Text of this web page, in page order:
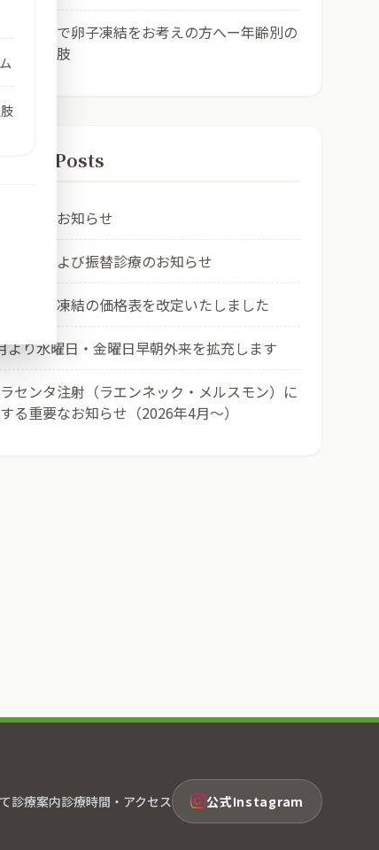
三重県で卵子凍結をお考えの方へー年齢別の
実と選択肢
Posts
盆休みのお知らせ
時休診および振替診療のお知らせ
会的卵子凍結の価格表を改定いたしました
より水曜日・金曜日早朝外来を拡充します
センタ注射（ラエンネック・メルスモン）に
る重要なお知らせ（2026年4月〜）
診療案内診療時間・アクセス 公式Instagram